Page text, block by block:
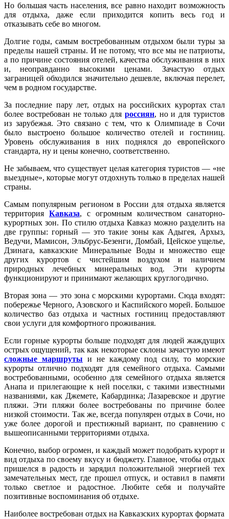
Но большая часть населения, все равно находит возможность
для отдыха, даже если приходится копить весь год и
отказывать себе во многом.
Долгие годы, самым востребованным отдыхом были туры за
пределы нашей страны. И не потому, что все мы не патриоты,
а по причине состояния отелей, качества обслуживания в них
и, неоправданно высокими ценами. Зачастую отдых
заграницей обходился значительно дешевле, включая перелет,
чем в родном государстве.
За последние пару лет, отдых на российских курортах стал
более востребован не только для россиян, но и для туристов
из зарубежья. Это связано с тем, что к Олимпиаде в Сочи
было выстроено большое количество отелей и гостиниц.
Уровень обслуживания в них поднялся до европейского
стандарта, ну и цены конечно, соответственно.
Не забываем, что существует целая категория туристов — «не
выездные», которые могут отдохнуть только в пределах нашей
страны.
Самым популярным регионом в России для отдыха является
территория Кавказа, с огромным количеством санаторно-
курортных зон. По стилю отдыха Кавказ можно разделить на
две группы: горный — это такие зоны как Адыгея, Архыз,
Ведучи, Мамисон, Эльбрус-Безенги, Домбай, Цейское ущелье,
Дзинага, кавказские Минеральные Воды и множество еще
других курортов с чистейшим воздухом и наличием
природных лечебных минеральных вод. Эти курорты
функционируют и принимают желающих круглогодично.
Вторая зона — это зона с морскими курортами. Сюда входят:
побережье Черного, Азовского и Каспийского морей. Большое
количество баз отдыха и частных гостиниц предоставляют
свои услуги для комфортного проживания.
Если горные курорты больше подходят для людей жаждущих
острых ощущений, так как некоторые склоны зачастую имеют
сложные маршруты и не каждому под силу, то морские
курорты отлично подходят для семейного отдыха. Самыми
востребованными, особенно для семейного отдыха является
Анапа и прилегающие к ней поселки, с такими известными
названиями, как Джемете, Кабардинка; Лазаревское и другие
пляжи. Эти пляжи более востребованы по причине более
низкой стоимости. Так же, всегда популярен отдых в Сочи, но
уже более дорогой и престижный вариант, по сравнению с
вышеописанными территориями отдыха.
Конечно, выбор огромен, и каждый может подобрать курорт и
вид отдыха по своему вкусу и бюджету. Главное, чтобы отдых
пришелся в радость и зарядил положительной энергией тех
замечательных мест, где прошел отпуск, и оставил в памяти
только светлое и радостное. Любите себя и получайте
позитивные воспоминания об отдыхе.
Наиболее востребован отдых на Кавказских курортах формата